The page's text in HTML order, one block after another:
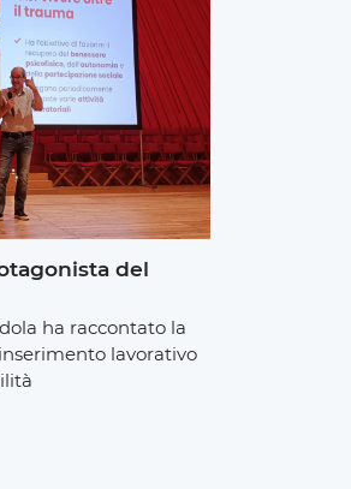
del
ha raccontato la
lavorativo